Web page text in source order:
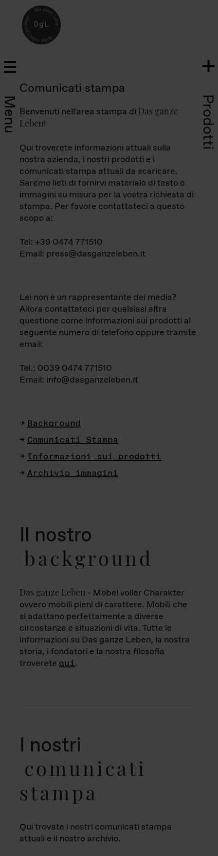
Menu Prodotti
Comunicati stampa
Benvenuti nell'area stampa di Das ganze
Leben!
Qui troverete informazioni attuali sulla
nostra azienda, i nostri prodotti e i
comunicati stampa attuali da scaricare.
Saremo lieti di fornirvi materiale di testo e
immagini su misura per la vostra richiesta di
stampa. Per favore contattateci a questo
scopo a:
Tel: +39 0474 771510
Email: press@dasganzeleben.it
Lei non è un rappresentante dei media?
Allora contattateci per qualsiasi altra
questione come informazioni sui prodotti al
seguente numero di telefono oppure tramite
email:
Tel.: 0039 0474 771510
Email: info@dasganzeleben.it
Background
Comunicati Stampa
Informazioni sui prodotti
Archivio immagini
Il nostro
background
Das ganze Leben - Möbel voller Charakter
ovvero mobili pieni di carattere. Mobili che
si adattano perfettamente a diverse
circostanze e situazioni di vita. Tutte le
informazioni su Das ganze Leben, la nostra
storia, i fondatori e la nostra filosofia
troverete qui.
I nostri
comunicati
stampa
Qui trovate i nostri comunicati stampa
attuali e il nostro archivio.